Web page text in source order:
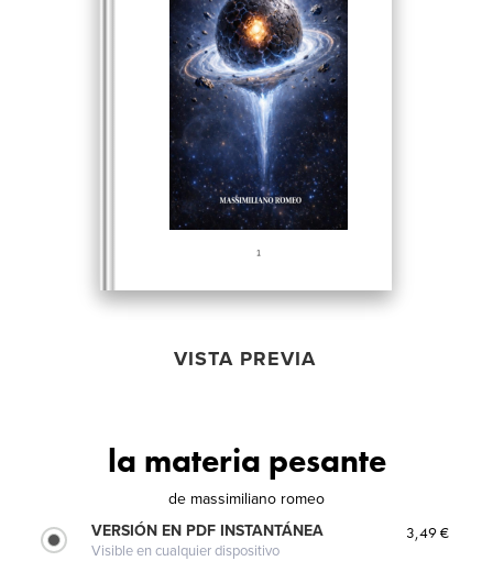
VISTA PREVIA
la materia pesante
de massimiliano romeo
VERSIÓN EN PDF INSTANTÁNEA
Visible en cualquier dispositivo
3,49 €